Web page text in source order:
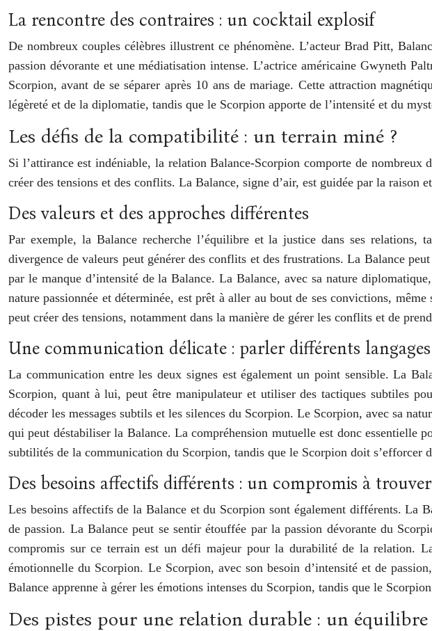
La rencontre des contraires : un cocktail explosif
De nombreux couples célèbres illustrent ce phénomène. L’acteur Brad Pitt,
passion dévorante et une médiatisation intense. L’actrice américaine Gwyneth
Scorpion, avant de se séparer après 10 ans de mariage. Cette attraction
légèreté et de la diplomatie, tandis que le Scorpion apporte de l’intensité et du
Les défis de la compatibilité : un terrain miné ?
Si l’attirance est indéniable, la relation Balance-Scorpion comporte de
créer des tensions et des conflits. La Balance, signe d’air, est guidée par la raison
Des valeurs et des approches différentes
Par exemple, la Balance recherche l’équilibre et la justice dans ses relations,
divergence de valeurs peut générer des conflits et des frustrations. La Balance
par le manque d’intensité de la Balance. La Balance, avec sa nature
nature passionnée et déterminée, est prêt à aller au bout de ses convictions,
peut créer des tensions, notamment dans la manière de gérer les conflits et de
Une communication délicate : parler différents langages
La communication entre les deux signes est également un point sensible. La
Scorpion, quant à lui, peut être manipulateur et utiliser des tactiques subtiles
décoder les messages subtils et les silences du Scorpion. Le Scorpion, avec sa
qui peut déstabiliser la Balance. La compréhension mutuelle est donc
subtilités de la communication du Scorpion, tandis que le Scorpion doit s’efforcer
Des besoins affectifs différents : un compromis à
Les besoins affectifs de la Balance et du Scorpion sont également différents. La
de passion. La Balance peut se sentir étouffée par la passion dévorante du
compromis sur ce terrain est un défi majeur pour la durabilité de la relation.
émotionnelle du Scorpion. Le Scorpion, avec son besoin d’intensité et de
Balance apprenne à gérer les émotions intenses du Scorpion, tandis que le
Des pistes pour une relation durable : un équilibre